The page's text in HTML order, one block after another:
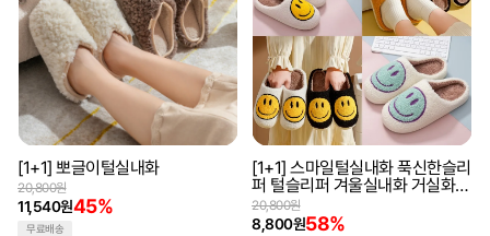
[1+1] 뽀글이털실내화
11,540원45%
20,800원
무료배송
[1+1] 스마일털실내화 푹신한슬리
퍼 털슬리퍼 겨울실내화 거실화
따뜻한실내화 털실내화
8,800원58%
20,800원